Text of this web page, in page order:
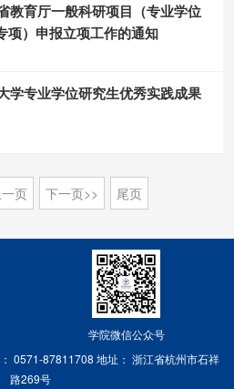
教育厅一般科研项目（专业学位
项）申报立项工作的通知
学专业学位研究生优秀实践成果
页 下一页>> 尾页
学院微信公众号
0571-87811708 地址： 浙江省杭州市石祥
路269号